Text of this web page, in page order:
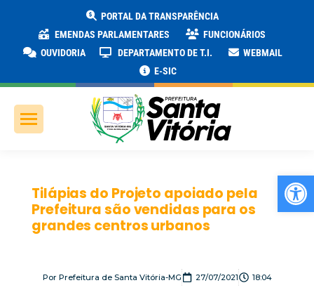
PORTAL DA TRANSPARÊNCIA
EMENDAS PARLAMENTARES
FUNCIONÁRIOS
OUVIDORIA
DEPARTAMENTO DE T.I.
WEBMAIL
E-SIC
Tilápias do Projeto apoiado pela
Prefeitura são vendidas para os
grandes centros urbanos
PorPrefeitura de Santa Vitória-MG 27/07/2021 18:04